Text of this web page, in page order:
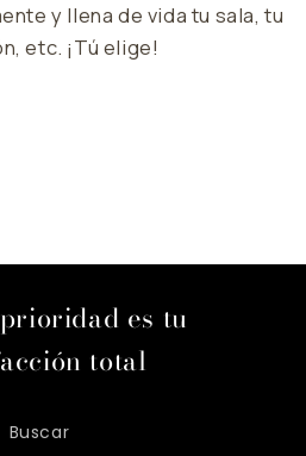
y llena de vida tu sala, tu
etc. ¡Tú elige!
es tu
total
Buscar